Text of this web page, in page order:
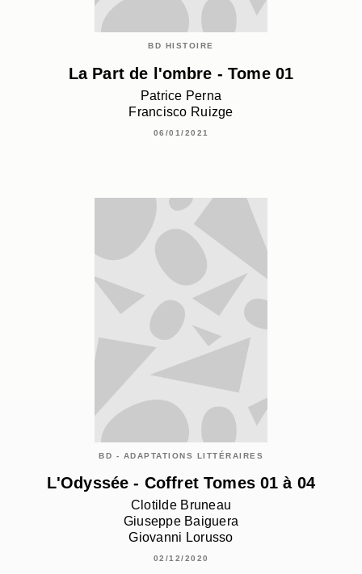
BD HISTOIRE
La Part de l'ombre - Tome 01
Patrice Perna
Francisco Ruizge
06/01/2021
BD - ADAPTATIONS LITTÉRAIRES
L'Odyssée - Coffret Tomes 01 à 04
Clotilde Bruneau
Giuseppe Baiguera
Giovanni Lorusso
02/12/2020